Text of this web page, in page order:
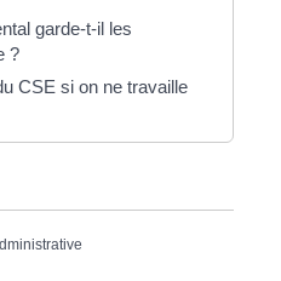
garde-t-il les
?
CSE si on ne travaille